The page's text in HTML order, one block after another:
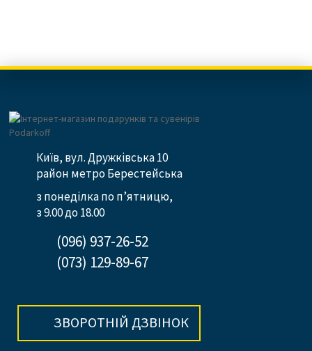
Київ, вул. Дружківська 10
район метро Берестейська
з понеділка по п’ятницю,
з 9.00 до 18.00
(096) 937-26-52
(073) 129-89-67
ЗВОРОТНІЙ ДЗВІНОК